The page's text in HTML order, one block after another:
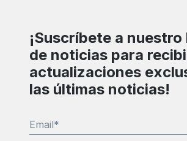
¡Suscríbete a
de noticias para
actualizaciones
las últimas noticias!
Email*